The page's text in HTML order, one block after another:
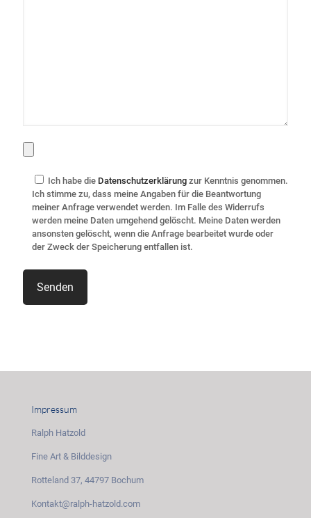
Ich habe die Datenschutzerklärung zur Kenntnis genommen.
Ich stimme zu, dass meine Angaben für die Beantwortung
meiner Anfrage verwendet werden. Im Falle des Widerrufs
werden meine Daten umgehend gelöscht. Meine Daten werden
ansonsten gelöscht, wenn die Anfrage bearbeitet wurde oder
der Zweck der Speicherung entfallen ist.
Impressum
Ralph Hatzold
Fine Art & Bilddesign
Rotteland 37, 44797 Bochum
Kontakt@ralph-hatzold.com